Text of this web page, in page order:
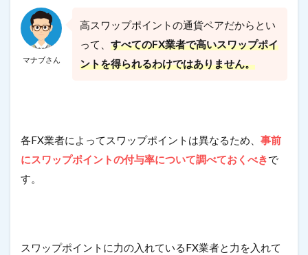
マナブさん
高スワップポイントの通貨ペアだからとい
って、 すべてのFX業者で高いスワップポイ
ントを得られるわけではありません。
各FX業者によってスワップポイントは異なるため、 事前
にスワップポイントの付与率について調べておくべきで
す。
スワップポイントに力の入れているFX業者と力を入れて